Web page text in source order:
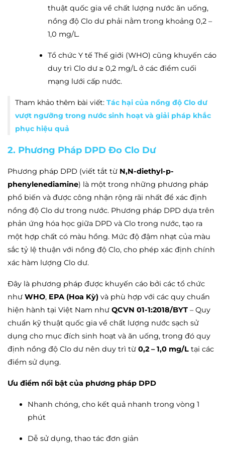
thuật quốc gia về chất lượng nước ăn uống,
nồng độ Clo dư phải nằm trong khoảng 0,2 –
1,0 mg/L.
Tổ chức Y tế Thế giới (WHO) cũng khuyến cáo
duy trì Clo dư ≥ 0,2 mg/L ở các điểm cuối
mạng lưới cấp nước.
Tham khảo thêm bài viết: Tác hại của nồng độ Clo dư
vượt ngưỡng trong nước sinh hoạt và giải pháp khắc
phục hiệu quả
2. Phương Pháp DPD Đo Clo Dư
Phương pháp DPD (viết tắt từ N,N-diethyl-p-
phenylenediamine) là một trong những phương pháp
phổ biến và được công nhận rộng rãi nhất để xác định
nồng độ Clo dư trong nước. Phương pháp DPD dựa trên
phản ứng hóa học giữa DPD và Clo trong nước, tạo ra
một hợp chất có màu hồng. Mức độ đậm nhạt của màu
sắc tỷ lệ thuận với nồng độ Clo, cho phép xác định chính
xác hàm lượng Clo dư.
Đây là phương pháp được khuyến cáo bởi các tổ chức
như WHO, EPA (Hoa Kỳ) và phù hợp với các quy chuẩn
hiện hành tại Việt Nam như QCVN 01-1:2018/BYT – Quy
chuẩn kỹ thuật quốc gia về chất lượng nước sạch sử
dụng cho mục đích sinh hoạt và ăn uống, trong đó quy
định nồng độ Clo dư nên duy trì từ 0,2 – 1,0 mg/L tại các
điểm sử dụng.
Ưu điểm nổi bật của phương pháp DPD
Nhanh chóng, cho kết quả nhanh trong vòng 1
phút
Dễ sử dụng, thao tác đơn giản